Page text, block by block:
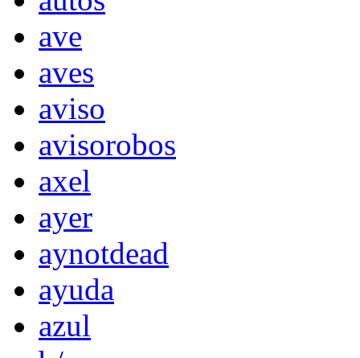
ave
aves
aviso
avisorobos
axel
ayer
aynotdead
ayuda
azul